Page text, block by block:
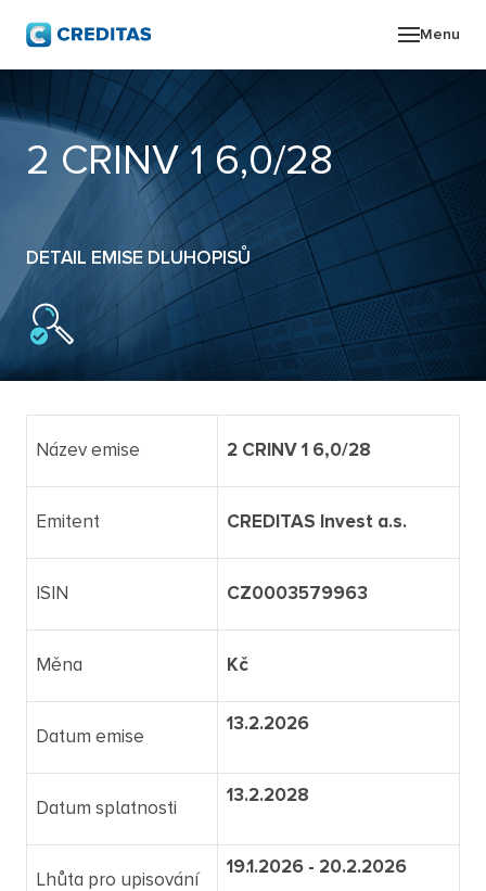
Menu
PRO
2 CRINV 1 6,0/28
DETAIL EMISE DLUHOPISŮ
Název emise 2 CRINV 1 6,0/28
Emitent CREDITAS Invest a.s.
ISIN CZ0003579963
Měna Kč
Datum emise
13.2.2026
Datum splatnosti
13.2.2028
Lhůta pro upisování
19.1.2026 - 20.2.2026